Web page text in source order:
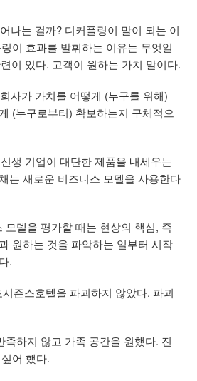
나는 걸까? 디커플링이 말이 되는 이
이 효과를 발휘하는 이유는 무엇일
련이 있다. 고객이 원하는 가치 말이다.
사가 가치를 어떻게 (누구를 위해)
(누구로부터) 확보하는지 구체적으
생 기업이 대단한 제품을 내세우는
는 새로운 비즈니스 모델을 사용한다
모델을 평가할 때는 현상의 핵심, 즉
원하는 것을 파악하는 일부터 시작
.
즌스호텔을 파괴하지 않았다. 파괴
족하지 않고 가족 공간을 원했다. 진
어 했다.